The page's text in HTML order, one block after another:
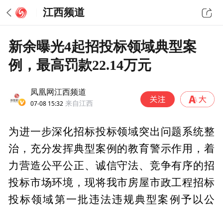
江西频道
新余曝光4起招投标领域典型案
例，最高罚款22.14万元
凤凰网江西频道
07-08 15:32 来自江西
为进一步深化招标投标领域突出问题系统整
治，充分发挥典型案例的教育警示作用，着
力营造公平公正、诚信守法、竞争有序的招
投标市场环境，现将我市房屋市政工程招标
投标领域第一批违法违规典型案例予以公